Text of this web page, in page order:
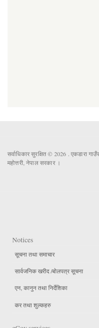
सर्वाधिकार सुरक्षित © 2026 . एकडारा
महोत्तरी, नेपाल सरकार ।
Notices
सूचना तथा समाचार
सार्वजनिक खरीद /बोलपत्र सूचना
एन, कानुन तथा निर्देशिका
कर तथा शुल्कहरु